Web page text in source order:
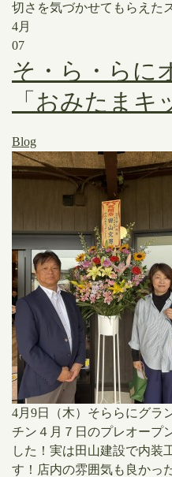
切さを気づかせてもらえた
4月
07
そ・ら・らに
「おみたまキ
Blog
4月9日（木）そららにグラ
チン４月７日のプレオープ
した！実は田山建設で内装
す！店内の雰囲気も良かっ